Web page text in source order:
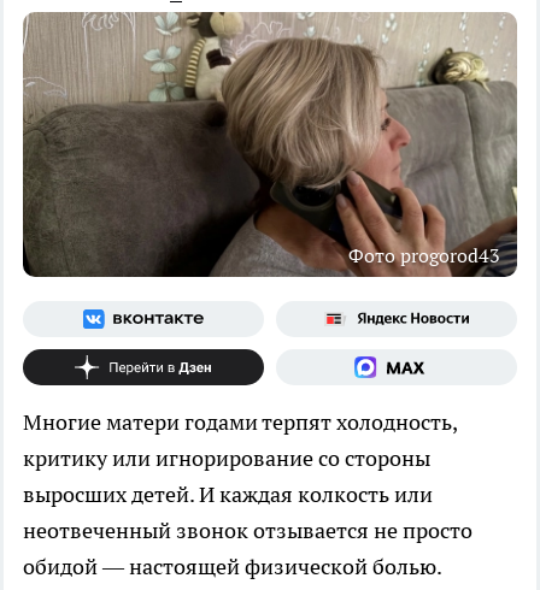
Фото progorod43
Многие матери годами терпят холодность,
критику или игнорирование со стороны
выросших детей. И каждая колкость или
неотвеченный звонок отзывается не просто
обидой — настоящей физической болью.